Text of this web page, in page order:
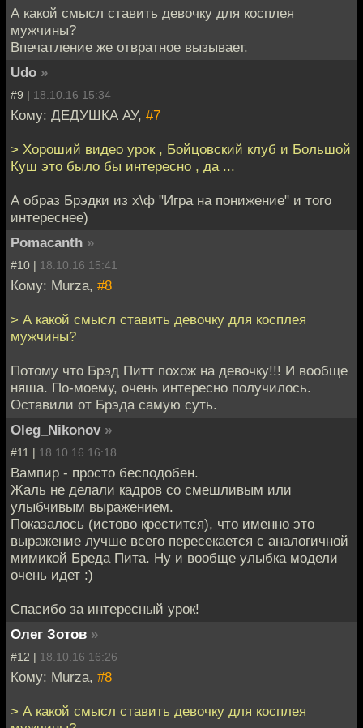
А какой смысл ставить девочку для косплея
мужчины?
Впечатление же отвратное вызывает.
Udo »
#9 | 18.10.16 15:34
Кому: ДЕДУШКА АУ, #7
> Хороший видео урок , Бойцовский клуб и Большой
Куш это было бы интересно , да ...
А образ Брэдки из х\ф "Игра на понижение" и того
интереснее)
Pomacanth »
#10 | 18.10.16 15:41
Кому: Murza, #8
> А какой смысл ставить девочку для косплея
мужчины?
Потому что Брэд Питт похож на девочку!!! И вообще
няша. По-моему, очень интересно получилось.
Оставили от Брэда самую суть.
Oleg_Nikonov »
#11 | 18.10.16 16:18
Вампир - просто бесподобен.
Жаль не делали кадров со смешливым или
улыбчивым выражением.
Показалось (истово крестится), что именно это
выражение лучше всего пересекается с аналогичной
мимикой Бреда Пита. Ну и вообще улыбка модели
очень идет :)
Спасибо за интересный урок!
Олег Зотов »
#12 | 18.10.16 16:26
Кому: Murza, #8
> А какой смысл ставить девочку для косплея